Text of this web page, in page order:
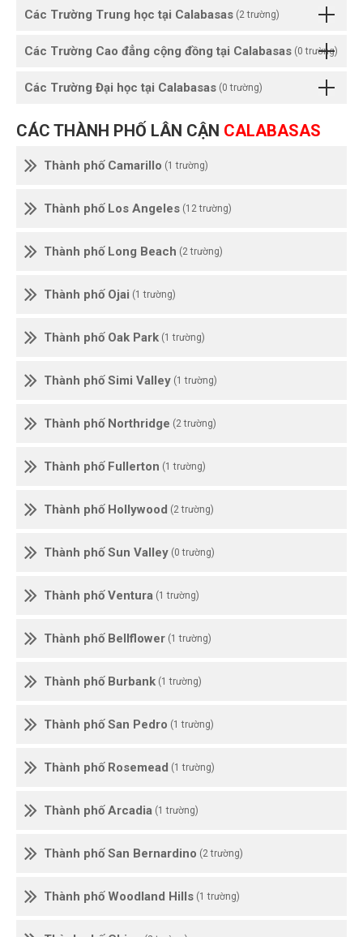
Các Trường Trung học tại Calabasas (2 trường)
Các Trường Cao đẳng cộng đồng tại Calabasas (0 trường)
Các Trường Đại học tại Calabasas (0 trường)
CÁC THÀNH PHỐ LÂN CẬN CALABASAS
Thành phố Camarillo (1 trường)
Thành phố Los Angeles (12 trường)
Thành phố Long Beach (2 trường)
Thành phố Ojai (1 trường)
Thành phố Oak Park (1 trường)
Thành phố Simi Valley (1 trường)
Thành phố Northridge (2 trường)
Thành phố Fullerton (1 trường)
Thành phố Hollywood (2 trường)
Thành phố Sun Valley (0 trường)
Thành phố Ventura (1 trường)
Thành phố Bellflower (1 trường)
Thành phố Burbank (1 trường)
Thành phố San Pedro (1 trường)
Thành phố Rosemead (1 trường)
Thành phố Arcadia (1 trường)
Thành phố San Bernardino (2 trường)
Thành phố Woodland Hills (1 trường)